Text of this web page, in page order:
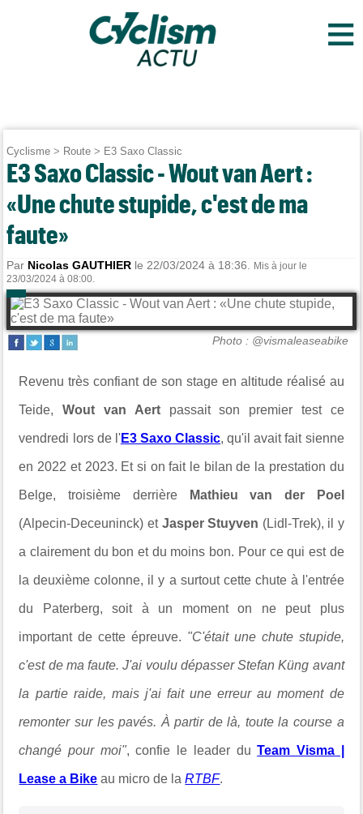
≡
Cyclisme > Route > E3 Saxo Classic
E3 Saxo Classic - Wout van Aert :
«Une chute stupide, c'est de ma
faute»
Par Nicolas GAUTHIER le 22/03/2024 à 18:36.
Mis à jour le
23/03/2024 à 08:00.
Photo : @vismaleaseabike
Revenu très confiant de son stage en altitude réalisé au
Teide,Wout van Aertpassait son premier test ce
vendredi lors de l'E3 Saxo Classic, qu'il avait fait sienne
en 2022 et 2023. Et si on fait le bilan de la prestation du
Belge, troisième derrière Mathieu van der Poel
(Alpecin-Deceuninck) et Jasper Stuyven (Lidl-Trek), il y
a clairement du bon et du moins bon. Pour ce qui est de
la deuxième colonne, il y a surtout cette chute à l'entrée
du Paterberg, soit à un moment on ne peut plus
important de cette épreuve. "C'était une chute stupide,
c'est de ma faute. J'ai voulu dépasser Stefan Küng avant
la partie raide, mais j'ai fait une erreur au moment de
remonter sur les pavés. À partir de là, toute la course a
changé pour moi", confie le leader duTeam Visma |
Lease a Bike au micro de laRTBF.